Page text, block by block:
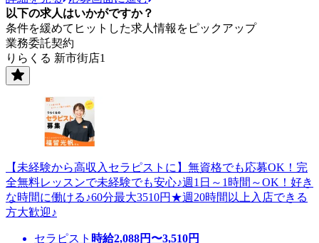
以下の求人はいかがですか？
条件を緩めてヒットした求人情報をピックアップ
業務委託契約
りらくる 新市街店1
【未経験から高収入セラピストに】無資格でも応募OK！完
全無料レッスンで未経験でも安心♪週1日～1時間～OK！好き
な時間に働ける♪60分最大3510円★週20時間以上入店できる
方大歓迎♪
セラピスト 時給2,088円〜3,510円